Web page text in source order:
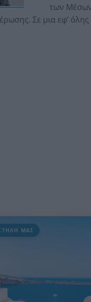
των
Σε μια εφ’
ΜΑΣ